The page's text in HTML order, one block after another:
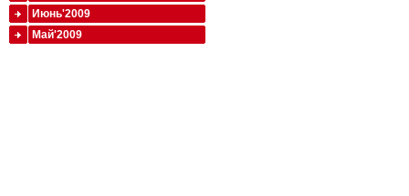
Июнь'2009
Май'2009